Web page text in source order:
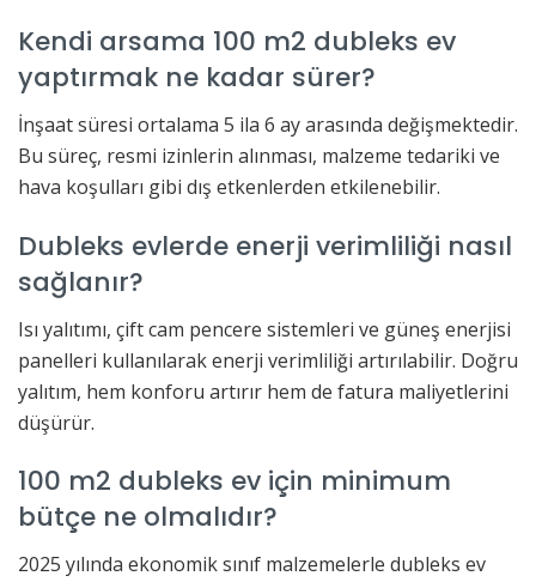
Kendi arsama 100 m2 dubleks ev
yaptırmak ne kadar sürer?
İnşaat süresi ortalama 5 ila 6 ay arasında değişmektedir.
Bu süreç, resmi izinlerin alınması, malzeme tedariki ve
hava koşulları gibi dış etkenlerden etkilenebilir.
Dubleks evlerde enerji verimliliği nasıl
sağlanır?
Isı yalıtımı, çift cam pencere sistemleri ve güneş enerjisi
panelleri kullanılarak enerji verimliliği artırılabilir. Doğru
yalıtım, hem konforu artırır hem de fatura maliyetlerini
düşürür.
100 m2 dubleks ev için minimum
bütçe ne olmalıdır?
2025 yılında ekonomik sınıf malzemelerle dubleks ev